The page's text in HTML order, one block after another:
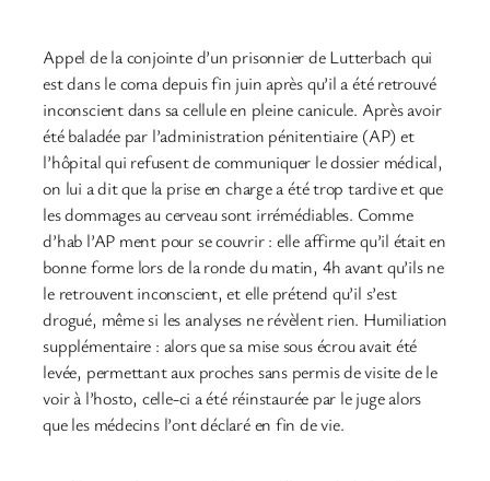
Appel de la conjointe d’un prisonnier de Lutterbach qui
est dans le coma depuis fin juin après qu’il a été retrouvé
inconscient dans sa cellule en pleine canicule. Après avoir
été baladée par l’administration pénitentiaire (AP) et
l’hôpital qui refusent de communiquer le dossier médical,
on lui a dit que la prise en charge a été trop tardive et que
les dommages au cerveau sont irrémédiables. Comme
d’hab l’AP ment pour se couvrir : elle affirme qu’il était en
bonne forme lors de la ronde du matin, 4h avant qu’ils ne
le retrouvent inconscient, et elle prétend qu’il s’est
drogué, même si les analyses ne révèlent rien. Humiliation
supplémentaire : alors que sa mise sous écrou avait été
levée, permettant aux proches sans permis de visite de le
voir à l’hosto, celle-ci a été réinstaurée par le juge alors
que les médecins l’ont déclaré en fin de vie.